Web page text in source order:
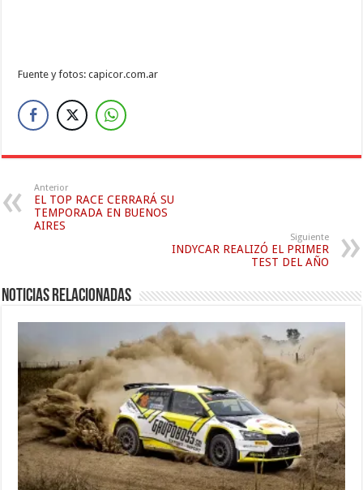
Fuente y fotos: capicor.com.ar
Anterior
EL TOP RACE CERRARÁ SU
TEMPORADA EN BUENOS
AIRES
Siguiente
INDYCAR REALIZÓ EL PRIMER
TEST DEL AÑO
Noticias relacionadas